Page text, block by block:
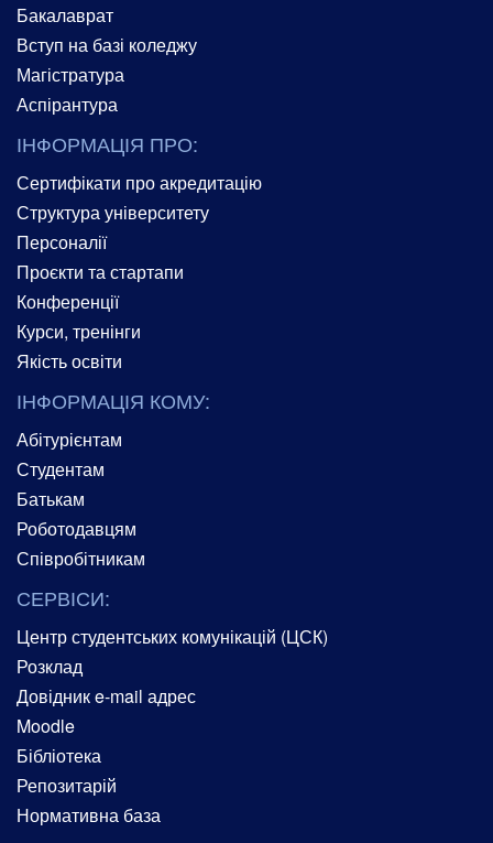
Бакалаврат
Вступ на базі коледжу
Магістратура
Аспірантура
ІНФОРМАЦІЯ ПРО:
Сертифікати про акредитацію
Структура університету
Персоналії
Проєкти та стартапи
Конференції
Курси, тренінги
Якість освіти
ІНФОРМАЦІЯ КОМУ:
Абітурієнтам
Студентам
Батькам
Роботодавцям
Співробітникам
СЕРВІСИ:
Центр студентських комунікацій (ЦСК)
Розклад
Довідник e-mail адрес
Moodle
Бібліотека
Репозитарій
Нормативна база